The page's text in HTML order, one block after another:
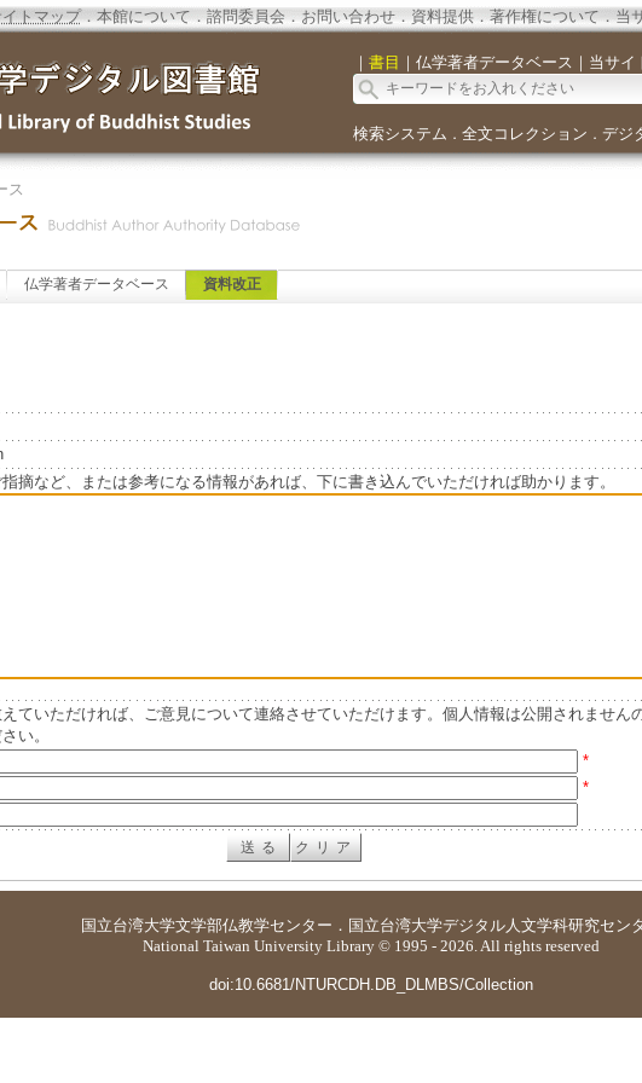
トマップ．本館について．諮問委員会． お問い合わせ． 資料提供．著作権について．当
｜ 書目 ｜ 仏学著者データベース ｜ 当サイ
検索システム ． 全文コレクション ． デジ
ス
仏学著者データベース 資料改正
摘など、または参考になる情報があれば、下に書き込んでいただければ助かります。
ていただければ、ご意見について連絡させていただけます。個人情報は公開されません
い。
*
*
国立台湾大学文学部仏教学センター ． 国立台湾大学デジタル人文学科研究セン
National Taiwan University Library © 1995 - 2026. All rights reserved
doi:10.6681/NTURCDH.DB_DLMBS/Collection